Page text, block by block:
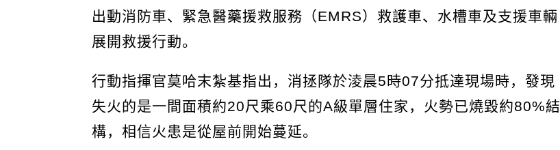
出動消防車、緊急醫藥援救服務（EMRS）救護車、水槽車及支援車輛
展開救援行動。
行動指揮官莫哈末紮基指出，消拯隊於淩晨5時07分抵達現場時，發現
失火的是一間面積約20尺乘60尺的A級單層住家，火勢已燒毀約80%結
構，相信火患是從屋前開始蔓延。